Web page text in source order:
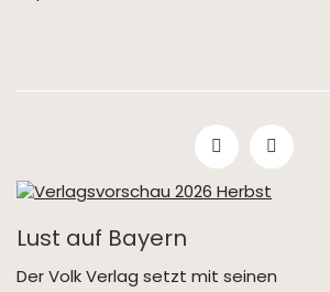
Lust auf Bayern
Der Volk Verlag setzt mit seinen